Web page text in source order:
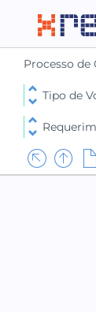
Processo de
Tipo de